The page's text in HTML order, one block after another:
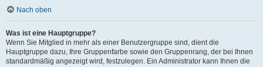
Nach oben
Was ist eine Hauptgruppe?
Wenn Sie Mitglied in mehr als einer Benutzergruppe sind, dient die
Hauptgruppe dazu, Ihre Gruppenfarbe sowie den Gruppenrang, der bei Ihnen
standardmäßig angezeigt wird, festzulegen. Ein Administrator kann Ihnen die